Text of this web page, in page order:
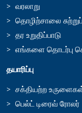
வரலாறு
தொழிற்சாலை
தர உறுதிப்பாடு
எங்களை தொடர்பு
தயாரிப்பு
சக்தியற்ற
பெல்ட் டிரைவ் ரோலர்